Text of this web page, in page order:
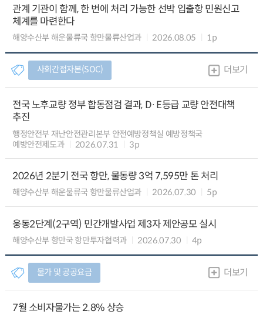
관계 기관이 함께, 한 번에 처리 가능한 선박 입출항 민원신고
체계를 마련한다
해양수산부 해운물류국 항만물류산업과 2026.08.05 1p
사회간접자본(SOC) 더보기
전국 노후교량 정부 합동점검 결과, D·E등급 교량 안전대책
추진
행정안전부 재난안전관리본부 안전예방정책실 예방정책국
예방안전제도과
2026.07.31 3p
2026년 2분기 전국 항만, 물동량 3억 7,595만 톤 처리
해양수산부 해운물류국 항만물류산업과 2026.07.30 5p
웅동2단계(2구역) 민간개발사업 제3자 제안공모 실시
해양수산부 항만국 항만투자협력과 2026.07.30 4p
물가 및 공공요금 더보기
7월 소비자물가는 2.8% 상승